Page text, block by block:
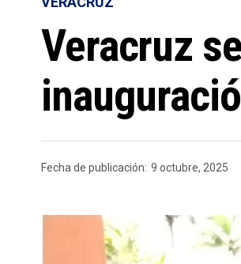
Veracruz
Fecha de publicación: 9 octubre, 2025